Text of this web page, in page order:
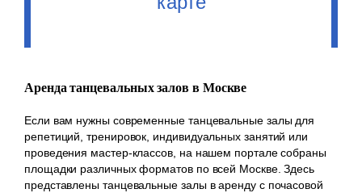
Аренда танцевальных залов в Москве
Если вам нужны современные танцевальные залы для
репетиций, тренировок, индивидуальных занятий или
проведения мастер-классов, на нашем портале собраны
площадки различных форматов по всей Москве. Здесь
представлены танцевальные залы в аренду с почасовой